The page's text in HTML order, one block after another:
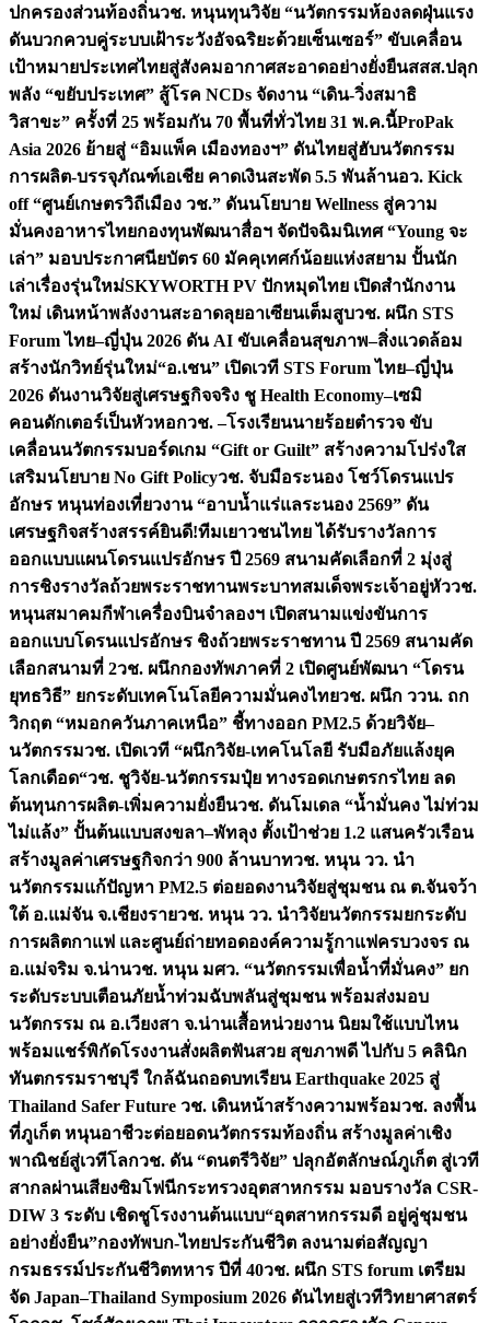
ปกครองส่วนท้องถิ่นวช. หนุนทุนวิจัย “นวัตกรรมห้องลดฝุ่นแรง
ดันบวกควบคู่ระบบเฝ้าระวังอัจฉริยะด้วยเซ็นเซอร์” ขับเคลื่อน
เป้าหมายประเทศไทยสู่สังคมอากาศสะอาดอย่างยั่งยืนสสส.ปลุก
พลัง “ขยับประเทศ” สู้โรค NCDs จัดงาน “เดิน-วิ่งสมาธิ
วิสาขะ” ครั้งที่ 25 พร้อมกัน 70 พื้นที่ทั่วไทย 31 พ.ค.นี้ProPak
Asia 2026 ย้ายสู่ “อิมแพ็ค เมืองทองฯ” ดันไทยสู่ฮับนวัตกรรม
การผลิต-บรรจุภัณฑ์เอเชีย คาดเงินสะพัด 5.5 พันล้านอว. Kick
off “ศูนย์เกษตรวิถีเมือง วช.” ดันนโยบาย Wellness สู่ความ
มั่นคงอาหารไทยกองทุนพัฒนาสื่อฯ จัดปัจฉิมนิเทศ “Young จะ
เล่า” มอบประกาศนียบัตร 60 มัคคุเทศก์น้อยแห่งสยาม ปั้นนัก
เล่าเรื่องรุ่นใหม่SKYWORTH PV ปักหมุดไทย เปิดสำนักงาน
ใหม่ เดินหน้าพลังงานสะอาดลุยอาเซียนเต็มสูบวช. ผนึก STS
Forum ไทย–ญี่ปุ่น 2026 ดัน AI ขับเคลื่อนสุขภาพ–สิ่งแวดล้อม
สร้างนักวิทย์รุ่นใหม่“อ.เชน” เปิดเวที STS Forum ไทย–ญี่ปุ่น
2026 ดันงานวิจัยสู่เศรษฐกิจจริง ชู Health Economy–เซมิ
คอนดักเตอร์เป็นหัวหอกวช. –โรงเรียนนายร้อยตำรวจ ขับ
เคลื่อนนวัตกรรมบอร์ดเกม “Gift or Guilt” สร้างความโปร่งใส
เสริมนโยบาย No Gift Policyวช. จับมือระนอง โชว์โดรนแปร
อักษร หนุนท่องเที่ยวงาน “อาบน้ำแร่แลระนอง 2569” ดัน
เศรษฐกิจสร้างสรรค์ยินดี!ทีมเยาวชนไทย ได้รับรางวัลการ
ออกแบบแผนโดรนแปรอักษร ปี 2569 สนามคัดเลือกที่ 2 มุ่งสู่
การชิงรางวัลถ้วยพระราชทานพระบาทสมเด็จพระเจ้าอยู่หัววช.
หนุนสมาคมกีฬาเครื่องบินจำลองฯ เปิดสนามแข่งขันการ
ออกแบบโดรนแปรอักษร ชิงถ้วยพระราชทาน ปี 2569 สนามคัด
เลือกสนามที่ 2วช. ผนึกกองทัพภาคที่ 2 เปิดศูนย์พัฒนา “โดรน
ยุทธวิธี” ยกระดับเทคโนโลยีความมั่นคงไทยวช. ผนึก ววน. ถก
วิกฤต “หมอกควันภาคเหนือ” ชี้ทางออก PM2.5 ด้วยวิจัย–
นวัตกรรมวช. เปิดเวที “ผนึกวิจัย-เทคโนโลยี รับมือภัยแล้งยุค
โลกเดือด“วช. ชูวิจัย-นวัตกรรมปุ๋ย ทางรอดเกษตรกรไทย ลด
ต้นทุนการผลิต-เพิ่มความยั่งยืนวช. ดันโมเดล “น้ำมั่นคง ไม่ท่วม
ไม่แล้ง” ปั้นต้นแบบสงขลา–พัทลุง ตั้งเป้าช่วย 1.2 แสนครัวเรือน
สร้างมูลค่าเศรษฐกิจกว่า 900 ล้านบาทวช. หนุน วว. นำ
นวัตกรรมแก้ปัญหา PM2.5 ต่อยอดงานวิจัยสู่ชุมชน ณ ต.จันจว้า
ใต้ อ.แม่จัน จ.เชียงรายวช. หนุน วว. นำวิจัยนวัตกรรมยกระดับ
การผลิตกาแฟ และศูนย์ถ่ายทอดองค์ความรู้กาแฟครบวงจร ณ
อ.แม่จริม จ.น่านวช. หนุน มศว. “นวัตกรรมเพื่อน้ำที่มั่นคง” ยก
ระดับระบบเตือนภัยน้ำท่วมฉับพลันสู่ชุมชน พร้อมส่งมอบ
นวัตกรรม ณ อ.เวียงสา จ.น่านเสื้อหน่วยงาน นิยมใช้แบบไหน
พร้อมแชร์พิกัดโรงงานสั่งผลิตฟันสวย สุขภาพดี ไปกับ 5 คลินิก
ทันตกรรมราชบุรี ใกล้ฉันถอดบทเรียน Earthquake 2025 สู่
Thailand Safer Future วช. เดินหน้าสร้างความพร้อมวช. ลงพื้น
ที่ภูเก็ต หนุนอาชีวะต่อยอดนวัตกรรมท้องถิ่น สร้างมูลค่าเชิง
พาณิชย์สู่เวทีโลกวช. ดัน “ดนตรีวิจัย” ปลุกอัตลักษณ์ภูเก็ต สู่เวที
สากลผ่านเสียงซิมโฟนีกระทรวงอุตสาหกรรม มอบรางวัล CSR-
DIW 3 ระดับ เชิดชูโรงงานต้นแบบ“อุตสาหกรรมดี อยู่คู่ชุมชน
อย่างยั่งยืน”กองทัพบก-ไทยประกันชีวิต ลงนามต่อสัญญา
กรมธรรม์ประกันชีวิตทหาร ปีที่ 40วช. ผนึก STS forum เตรียม
จัด Japan–Thailand Symposium 2026 ดันไทยสู่เวทีวิทยาศาสตร์